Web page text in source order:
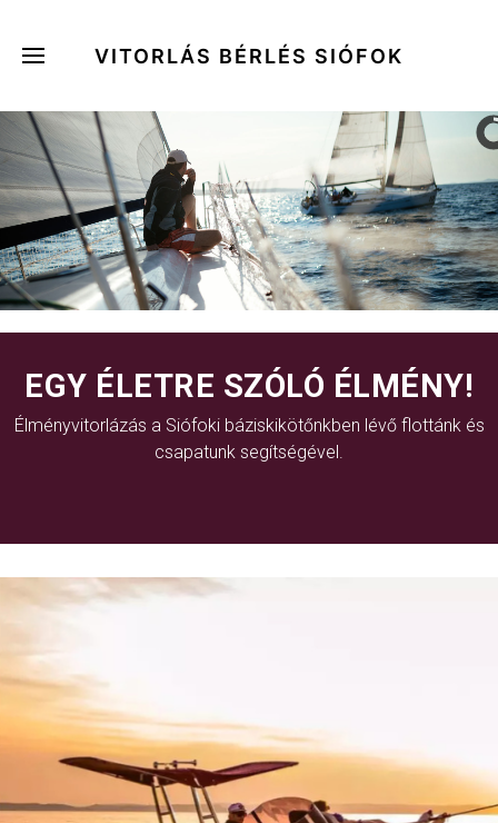
VITORLÁS BÉRLÉS SIÓFOK
EGY ÉLETRE SZÓLÓ ÉLMÉNY!
Élményvitorlázás a Siófoki báziskikötőnkben lévő flottánk és
csapatunk segítségével.